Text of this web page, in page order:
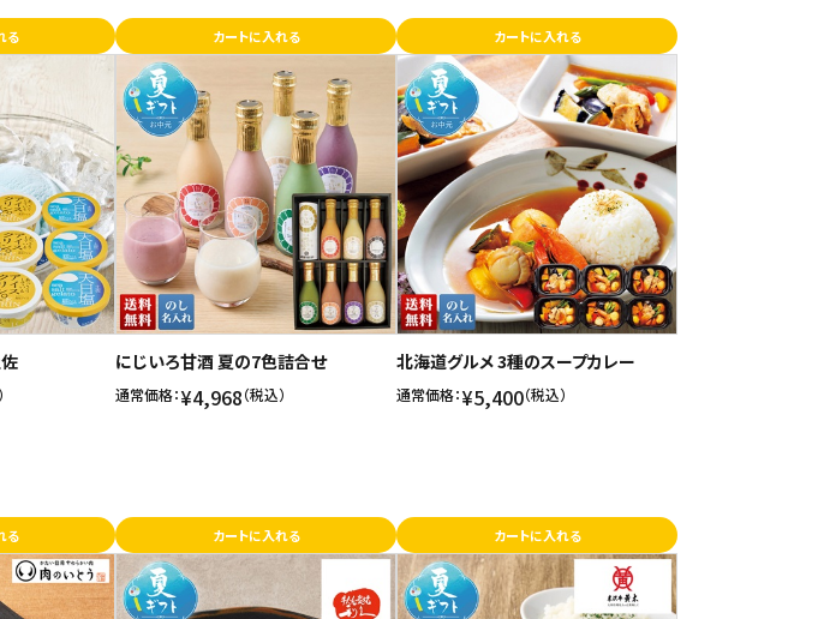
る カートに入れる カートに入れる
る
にじいろ甘酒 夏の7色詰合せ
通常価格：¥4,968（税込）
カートに入れる
北海道グルメ 3種のスープカレー
通常価格：¥5,400（税込）
カートに入れる